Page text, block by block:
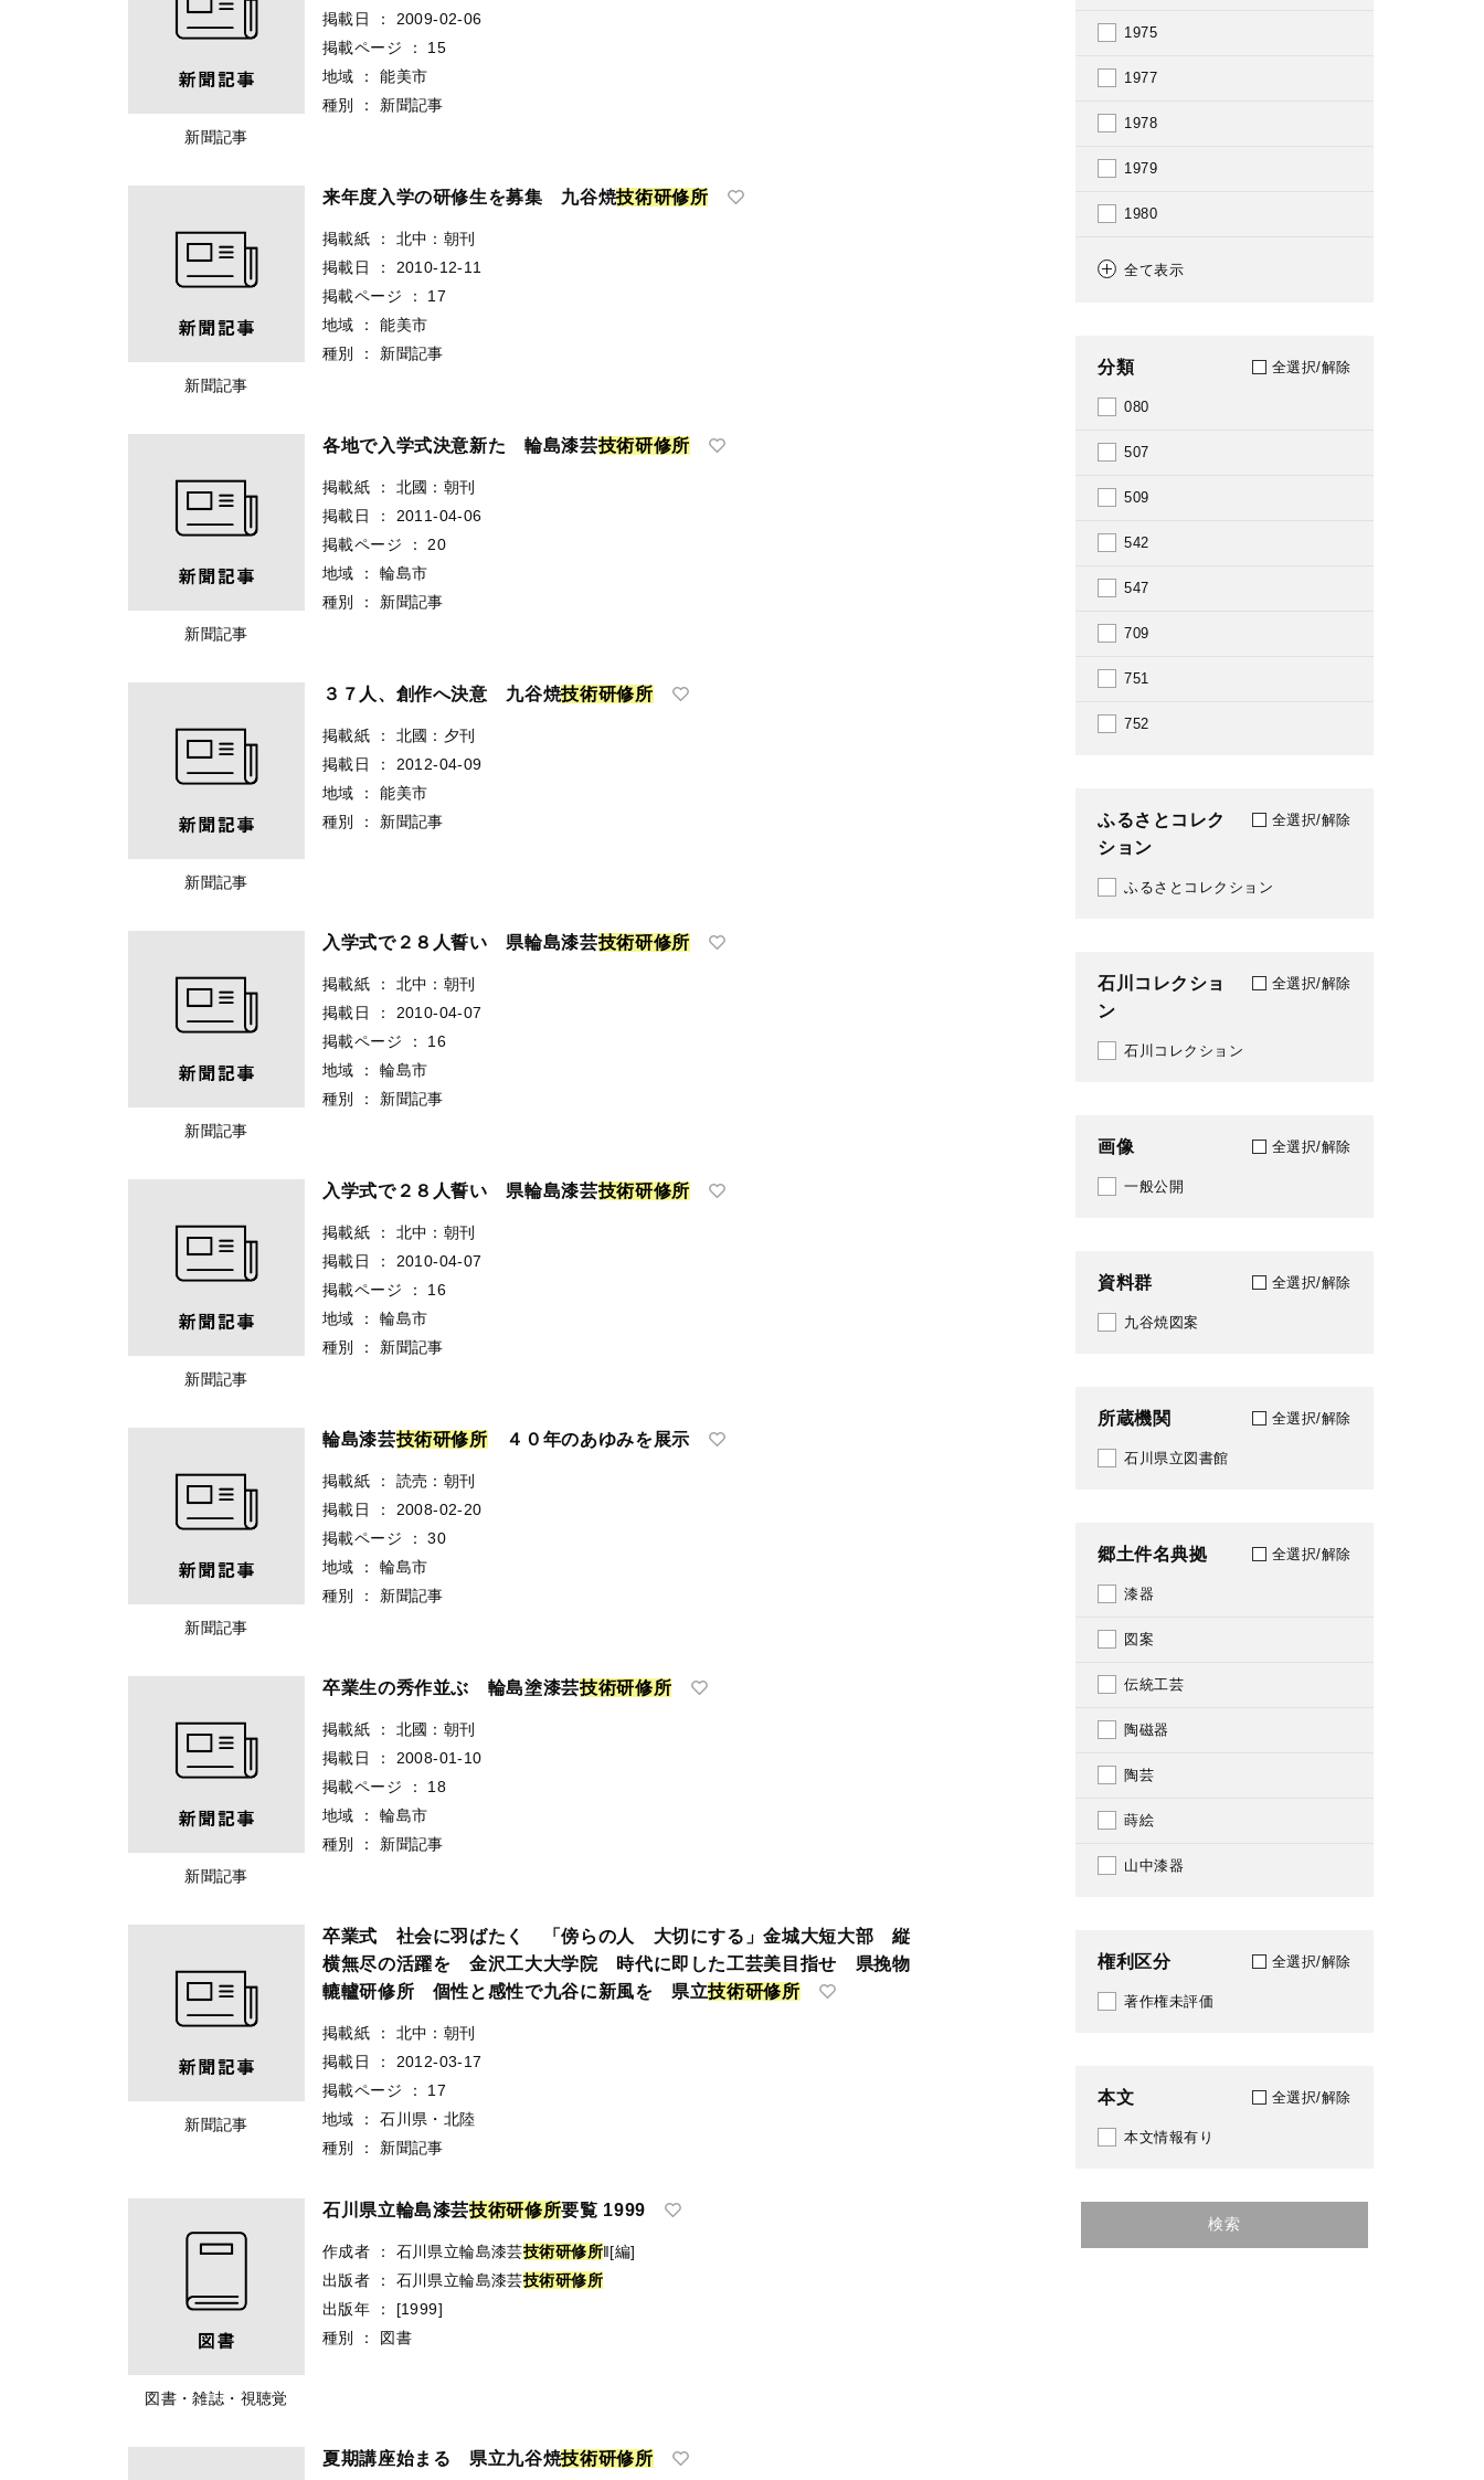
新聞記事
掲載日
：
2009-02-06
掲載ページ
：
15
地域
：
能美市
種別
： 新聞記事
新聞記事
来年度入学の研修生を募集 九谷焼技術研修所
掲載紙 ：
北中：朝刊
掲載日
：
2010-12-11
掲載ページ
：
17
地域
：
能美市
種別
： 新聞記事
新聞記事
各地で入学式決意新た 輪島漆芸技術研修所
掲載紙 ：
北國：朝刊
掲載日
：
2011-04-06
掲載ページ
：
20
地域
：
輪島市
種別
： 新聞記事
新聞記事
３７人、創作へ決意 九谷焼技術研修所
掲載紙 ：
北國：夕刊
掲載日
：
2012-04-09
地域
：
能美市
種別
： 新聞記事
新聞記事
入学式で２８人誓い 県輪島漆芸技術研修所
掲載紙 ：
北中：朝刊
掲載日
：
2010-04-07
掲載ページ
：
16
地域
：
輪島市
種別
： 新聞記事
新聞記事
入学式で２８人誓い 県輪島漆芸技術研修所
掲載紙 ：
北中：朝刊
掲載日
：
2010-04-07
掲載ページ
：
16
地域
：
輪島市
種別
： 新聞記事
新聞記事
輪島漆芸技術研修所 ４０年のあゆみを展示
掲載紙 ：
読売：朝刊
掲載日
：
2008-02-20
掲載ページ
：
30
地域
：
輪島市
種別
： 新聞記事
新聞記事
卒業生の秀作並ぶ 輪島塗漆芸技術研修所
掲載紙 ：
北國：朝刊
掲載日
：
2008-01-10
掲載ページ
：
18
地域
：
輪島市
種別
： 新聞記事
新聞記事
卒業式 社会に羽ばたく 「傍らの人 大切にする」金城大短大部 縦
横無尽の活躍を 金沢工大大学院 時代に即した工芸美目指せ 県挽物
轆轤研修所 個性と感性で九谷に新風を 県立技術研修所
掲載紙 ：
北中：朝刊
掲載日
：
2012-03-17
掲載ページ
：
17
地域
：
石川県・北陸
種別
： 新聞記事
図書・雑誌・視聴覚
石川県立輪島漆芸技術研修所要覧 1999
作成者 ： 石川県立輪島漆芸技術研修所‖[編]
出版者
： 石川県立輪島漆芸技術研修所
出版年
：
[1999]
種別
： 図書
夏期講座始まる 県立九谷焼技術研修所
1975
1977
1978
1979
1980
1982
1996
1997
1999
2026
全て表示
分類 全選択/解除
080
507
509
542
547
709
751
752
ふるさとコレク
ション
全選択/解除
ふるさとコレクション
石川コレクショ
ン
全選択/解除
石川コレクション
画像 全選択/解除
一般公開
資料群 全選択/解除
九谷焼図案
所蔵機関 全選択/解除
石川県立図書館
郷土件名典拠 全選択/解除
漆器
図案
伝統工芸
陶磁器
陶芸
蒔絵
山中漆器
権利区分 全選択/解除
著作権未評価
本文 全選択/解除
本文情報有り
検索